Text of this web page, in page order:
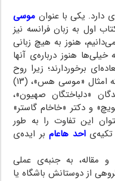
دارد. یکی با عنوان موسی
اول به زبان فرانسه نیز
هنوز به هیچ زبانی
هنوز درباره‌ی آنها
فوق‌العاده‌ای برخوردارند؛ زیرا روح
حاکم بر آنها با تمام کتاب‌های دیگری که امثال «موسی هس»، (۱۳)
«دلباختگان صهیون»،
و دکتر «خاخام گاستر»
این تفاوت را به طور
تکیه‌یاحد هاعامبر ایده‌ی
مقاله، به جنبه‌ی عملی
از دوستانش باشگاه یا